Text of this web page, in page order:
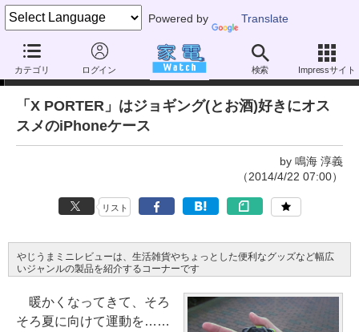
Powered by Translate
カテゴリ ログイン 検索 Impressサイト
やじうまミニレビュー
「X PORTER」はジョギング(とお酒)好きにオス
スメのiPhoneケース
by 鳴海 淳義
（2014/4/22 07:00）
リスト
やじうまミニレビューは、生活雑貨やちょっとした便利なグッズなど幅広
いジャンルの製品を紹介するコーナーです
暖かくなってきて、そろ
そろ夏に向けて運動を……